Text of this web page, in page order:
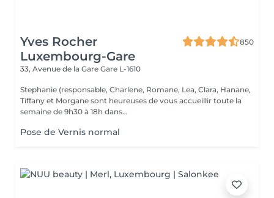
Yves Rocher
Luxembourg-Gare
850
33, Avenue de la Gare Gare L-1610
Stephanie (responsable, Charlene, Romane, Lea, Clara, Hanane,
Tiffany et Morgane sont heureuses de vous accueillir toute la
semaine de 9h30 à 18h dans...
Pose de Vernis normal